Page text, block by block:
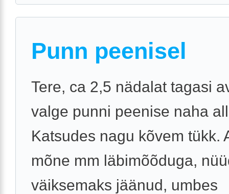
Punn peenisel
Tere, ca 2,5 nädalat tagasi
valge punni peenise naha
Katsudes nagu kõvem tükk.
mõne mm läbimõõduga,
väiksemaks jäänud, umbes